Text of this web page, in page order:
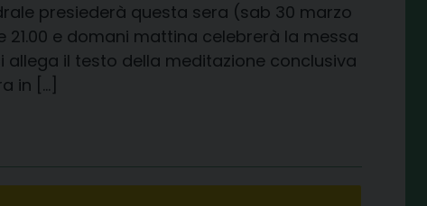
presiederà questa sera (sab 30 marzo
e domani mattina celebrerà la messa
allega il testo della meditazione conclusiva
in […]